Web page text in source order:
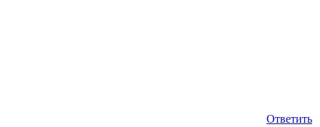
Ответить